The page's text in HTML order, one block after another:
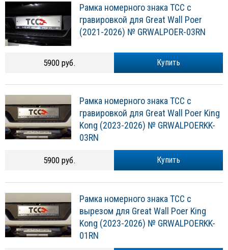
Рамка номерного знака ТСС с
гравировкой для Great Wall Poer
(2021-2026) № GRWALPOER-03RN
Купить
5900 руб.
Рамка номерного знака ТСС с
гравировкой для Great Wall Poer King
Kong (2023-2026) № GRWALPOERKK-
03RN
Купить
5900 руб.
Рамка номерного знака ТСС с
вырезом для Great Wall Poer King
Kong (2023-2026) № GRWALPOERKK-
01RN